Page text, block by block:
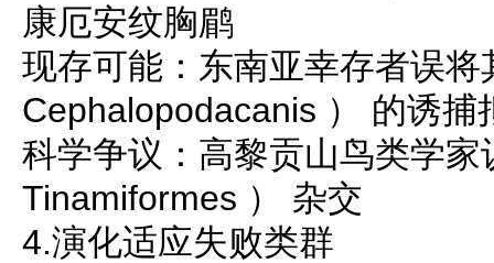
康厄安纹胸鹛
现存可能：东南亚幸存者误
Cephalopodacanis ） 的诱捕
科学争议：高黎贡山鸟类学
Tinamiformes ） 杂交
4.演化适应失败类群